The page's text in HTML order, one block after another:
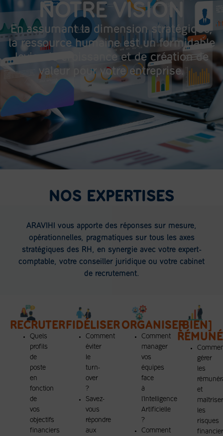
NOTRE VISION
En assumant la dimension stratégique,
la ressource humaine est un formidable
levier de croissance et de création de
valeur pour votre entreprise.
NOS EXPERTISES
ARAVIHI vous apporte des réponses sur mesure,
opérationnelles, pragmatiques sur tous les axes
stratégiques des RH, en synergie avec votre expert-
comptable, votre conseiller juridique ou votre cabinet
de recrutement.
RECRUTER
Quels
profils
de
poste
en
fonction
de
vos
objectifs
financiers
FIDÉLISER
Comment
éviter
le
turn-
over
?
Savez-
vous
répondre
aux
ORGANISER
Comment
manager
vos
équipes
face
à
l’Intelligence
Artificielle
?
Comment
[BIEN]
gérer
les
et
maîtriser
les
risques